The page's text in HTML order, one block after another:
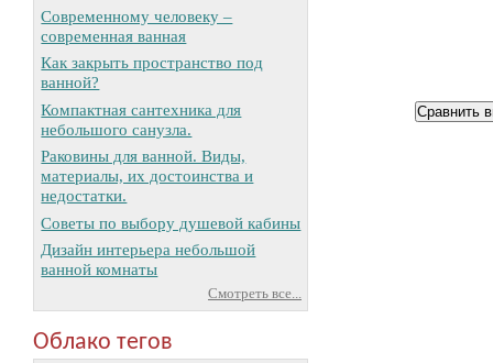
Современному человеку –
современная ванная
Как закрыть пространство под
ванной?
Компактная сантехника для
небольшого санузла.
Раковины для ванной. Виды,
материалы, их достоинства и
недостатки.
Советы по выбору душевой кабины
Дизайн интерьера небольшой
ванной комнаты
Смотреть все...
Облако тегов